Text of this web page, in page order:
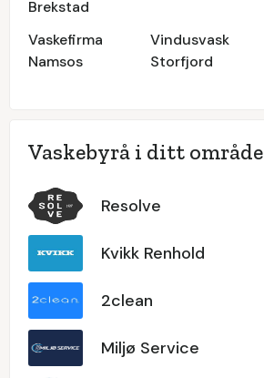
Brekstad
Vaskefirma
Namsos
Vindusvask
Storfjord
Vaskebyrå i ditt område
Resolve
Kvikk Renhold
2clean
Miljø Service